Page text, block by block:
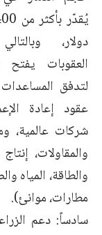
دولار،
العقوبات يفتح
لتدفق المساعدات
عقود إعادة
شركات عالمية،
والمقاولات،
والطاقة، المياه
مطارات، موانئ).
سادساً: دعم